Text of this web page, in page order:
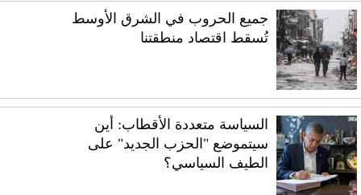
جميع الحروب في الشرق الأوسط
تُسقط اقتصاد منطقتنا
السياسة متعددة الأقطاب: أين
سيتموضع "الحزب الجديد" على
الطيف السياسي؟